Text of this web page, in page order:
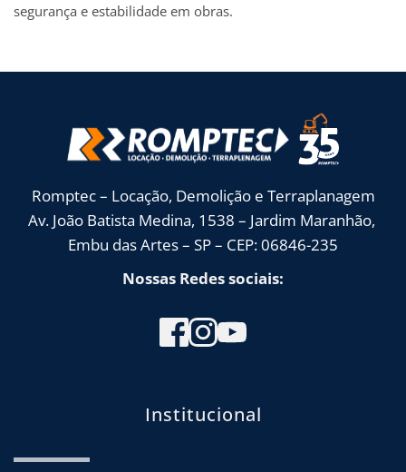
segurança e estabilidade em obras.
Romptec – Locação, Demolição e Terraplanagem
Av. João Batista Medina, 1538 – Jardim Maranhão,
Embu das Artes – SP – CEP: 06846-235
Nossas Redes sociais:
Institucional